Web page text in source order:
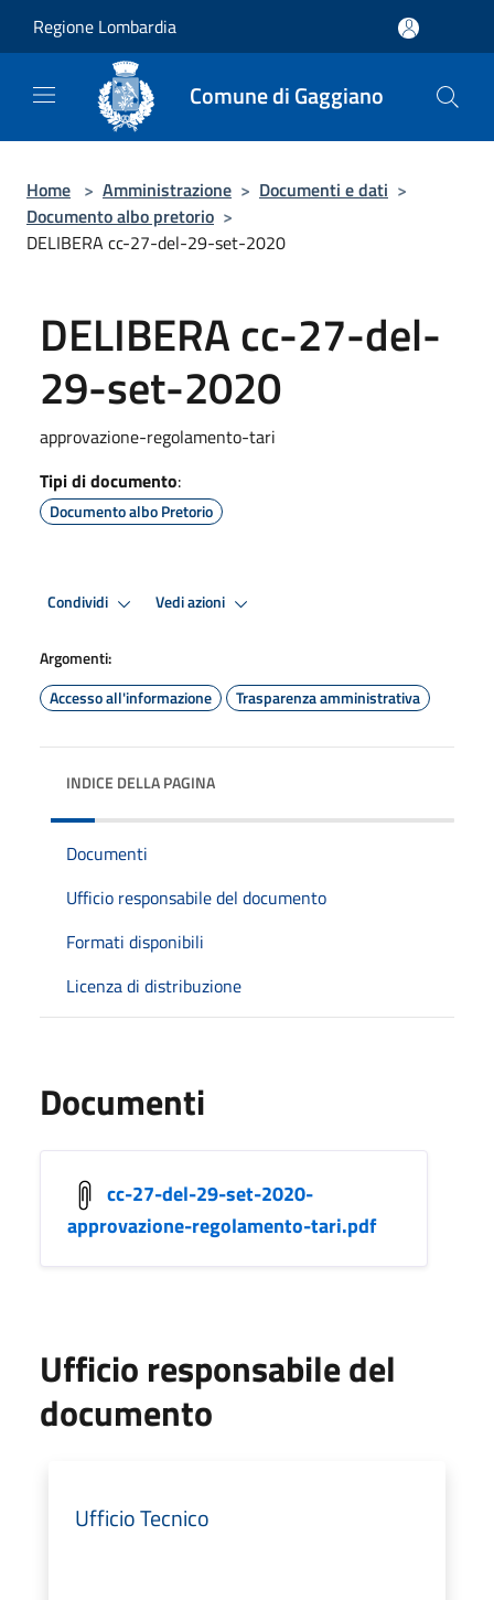
Regione Lombardia
Comune di Gaggiano
Home > Amministrazione > Documenti e dati >
Documento albo pretorio >
DELIBERA cc-27-del-29-set-2020
DELIBERA cc-27-del-
29-set-2020
approvazione-regolamento-tari
Tipi di documento:
Documento albo Pretorio
Condividi Vedi azioni
Argomenti:
Accesso all'informazione
Trasparenza amministrativa
INDICE DELLA PAGINA
Documenti
Ufficio responsabile del documento
Formati disponibili
Licenza di distribuzione
Documenti
cc-27-del-29-set-2020-
approvazione-regolamento-tari.pdf
Ufficio responsabile del
documento
Ufficio Tecnico